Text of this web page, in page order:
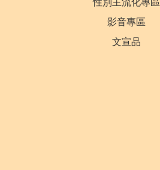
性別主流化專區
影音專區
文宣品